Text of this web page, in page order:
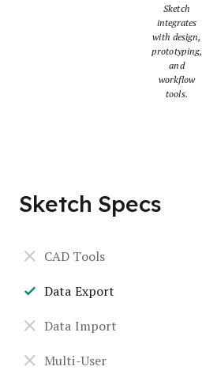
Sketch
integrates
with design,
prototyping,
and
workflow
tools.
Sketch Specs
CAD Tools
Data Export
Data Import
Multi-User